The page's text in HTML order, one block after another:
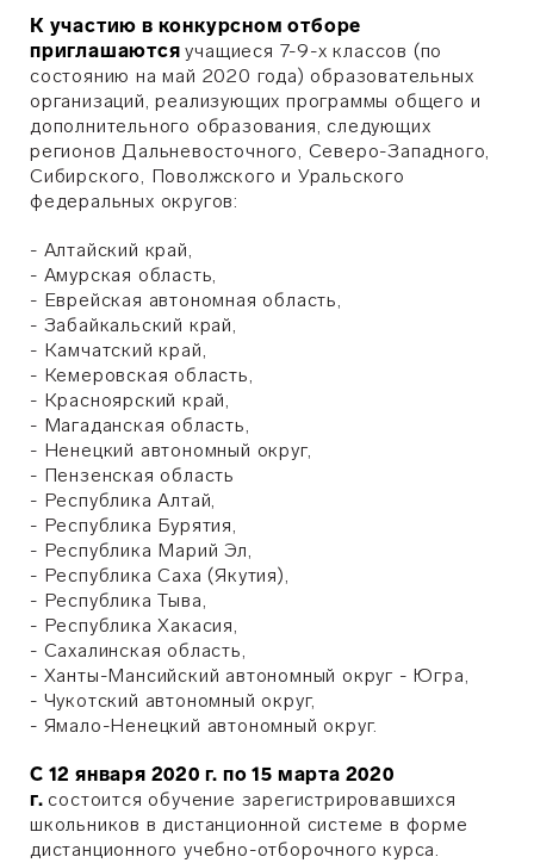
К участию в конкурсном отборе
приглашаютсяучащиеся 7-9-х классов (по
состоянию на май 2020 года) образовательных
организаций, реализующих программы общего и
дополнительного образования, следующих
регионов Дальневосточного, Северо-Западного,
Сибирского, Поволжского и Уральского
федеральных округов:
- Алтайский край,
- Амурская область,
- Еврейская автономная область,
- Забайкальский край,
- Камчатский край,
- Кемеровская область,
- Красноярский край,
- Магаданская область,
- Ненецкий автономный округ,
- Пензенская область
- Республика Алтай,
- Республика Бурятия,
- Республика Марий Эл,
- Республика Саха (Якутия),
- Республика Тыва,
- Республика Хакасия,
- Сахалинская область,
- Ханты-Мансийский автономный округ - Югра,
- Чукотский автономный округ,
- Ямало-Ненецкий автономный округ.
С 12 января 2020 г. по 15 марта 2020
г. состоится обучение зарегистрировавшихся
школьников в дистанционной системе в форме
дистанционного учебно-отборочного курса.